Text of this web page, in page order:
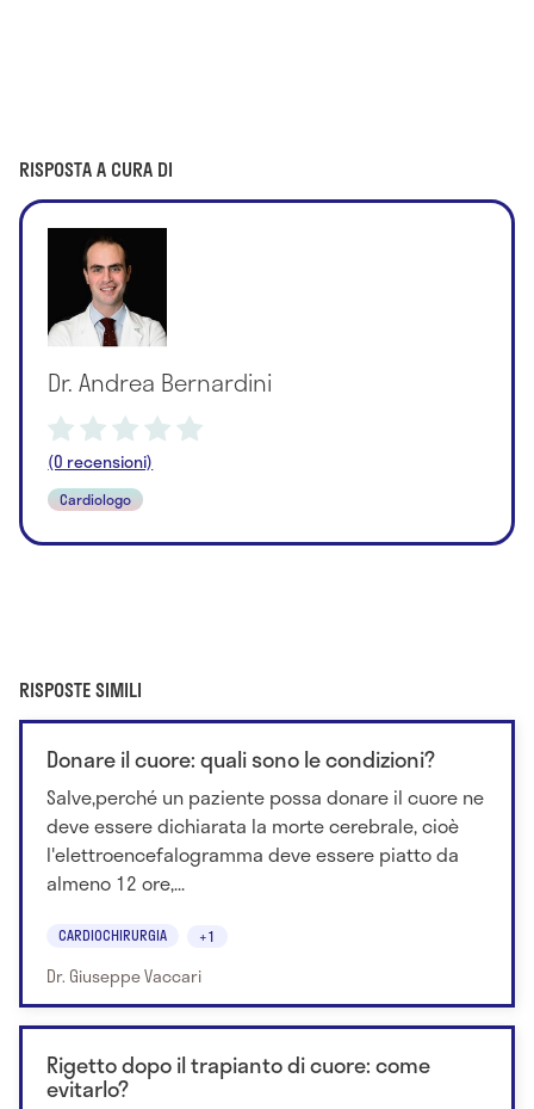
RISPOSTA A CURA DI
Dr. Andrea Bernardini
(0 recensioni)
Cardiologo
RISPOSTE SIMILI
Donare il cuore: quali sono le condizioni?
Salve,perché un paziente possa donare il cuore ne
deve essere dichiarata la morte cerebrale, cioè
l'elettroencefalogramma deve essere piatto da
almeno 12 ore,...
CARDIOCHIRURGIA +1
Dr. Giuseppe Vaccari
Rigetto dopo il trapianto di cuore: come
evitarlo?